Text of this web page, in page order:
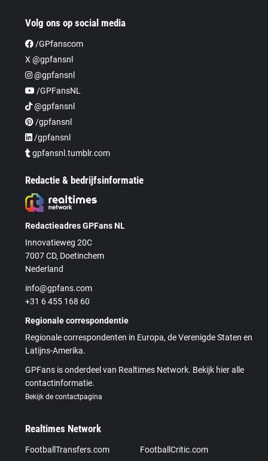
Volg ons op social media
/GPfanscom
X @gpfansnl
@gpfansnl
/GPFansNL
@gpfansnl
/gpfansnl
/gpfansnl
gpfansnl.tumblr.com
Redactie & bedrijfsinformatie
Redactieadres GPFans NL
Innovatieweg 20C
7007 CD, Doetinchem
Nederland
info@gpfans.com
+31 6 455 168 60
Regionale correspondentie
Regionale correspondenten in Europa, de Verenigde Staten en
Latijns-Amerika.
GPFans is onderdeel van Realtimes Network. Bekijk hier alle
contactinformatie.
Bekijk de contactpagina
Realtimes Network
FootballTransfers.com
FootballCritic.com